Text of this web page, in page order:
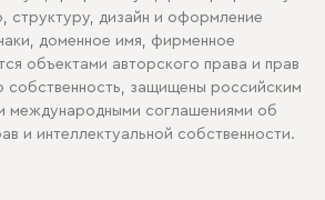
структуру, дизайн и оформление
доменное имя, фирменное
объектами авторского права и прав
собственность, защищены российским
международными соглашениями об
и интеллектуальной собственности.